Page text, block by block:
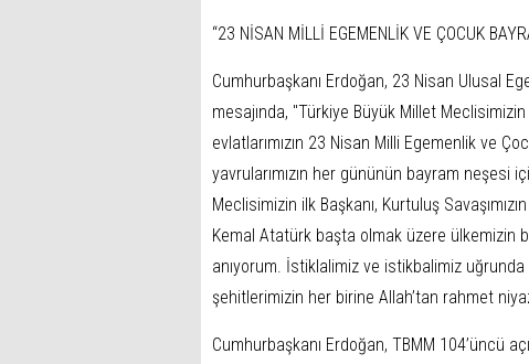
“23 NİSAN MİLLİ EGEMENLİK VE ÇOCUK
Cumhurbaşkanı Erdoğan, 23 Nisan Ulusal
mesajında, "Türkiye Büyük Millet Meclisimizin
evlatlarımızın 23 Nisan Milli Egemenlik ve
yavrularımızın her gününün bayram
Meclisimizin ilk Başkanı, Kurtuluş
Kemal Atatürk başta olmak üzere ülkemizin
anıyorum. İstiklalimiz ve istikbalimiz
şehitlerimizin her birine Allah’tan rahmet
Cumhurbaşkanı Erdoğan, TBMM 104’üncü